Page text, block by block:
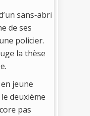
sans-abri
de ses
policier.
la thèse
jeune
deuxième
pas